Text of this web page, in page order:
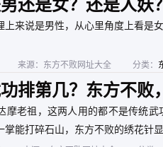
还是女？还是人妖？
上来说是男性，从心里角度上看是
来源：东方不败网址大全 分类：
排第几？东方不败
混战，谁才是天下
摩老祖，这两人用的都不是传统
掌能打碎石山，东方不败的绣花针